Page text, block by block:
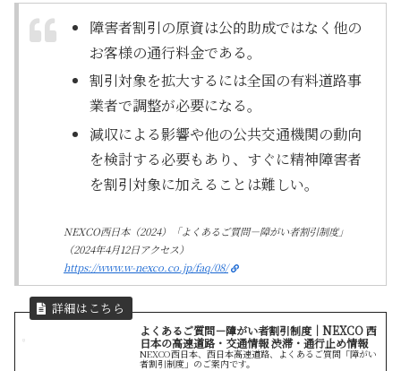
障害者割引の原資は公的助成ではなく他の
お客様の通行料金である。
割引対象を拡大するには全国の有料道路事
業者で調整が必要になる。
減収による影響や他の公共交通機関の動向
を検討する必要もあり、すぐに精神障害者
を割引対象に加えることは難しい。
NEXCO西日本（2024）「よくあるご質問－障がい者割引制度」
（2024年4月12日アクセス）
https://www.w-nexco.co.jp/faq/08/
よくあるご質問－障がい者割引制度｜NEXCO 西
日本の高速道路・交通情報 渋滞・通行止め情報
NEXCO西日本、西日本高速道路、よくあるご質問「障がい
者割引制度」のご案内です。